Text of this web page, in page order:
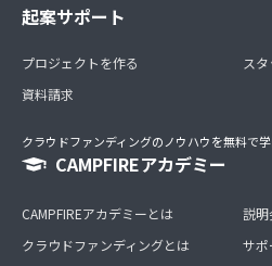
起案サポート
プロジェクトを作る
資料請求
ス
クラウドファンディングのノウハウを無料で
CAMPFIREアカデミー
CAMPFIREアカデミーとは
クラウドファンディングとは
説明
サポ